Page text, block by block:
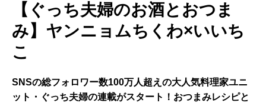
【ぐっち夫婦のお酒とおつま
み】ヤンニョムちくわ×いいち
こ
SNSの総フォロワー数100万人超えの大人気料理家ユニ
ット・ぐっち夫婦の連載がスタート！おつまみレシピと